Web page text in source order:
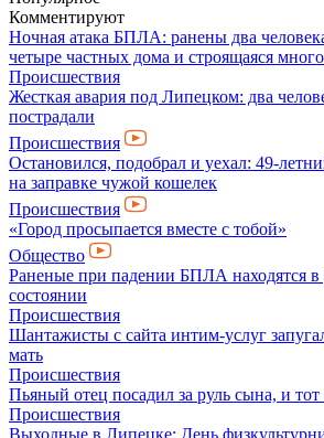
Комментируют
Ночная атака БПЛА: ранены два
четыре частных дома и строящаяся
Происшествия
Жесткая авария под Липецком: два
пострадали
Происшествия
Остановился, подобрал и уехал: 49-
на заправке чужой кошелек
Происшествия
«Город просыпается вместе с тобой»
Общество
Раненые при падении БПЛА находятся в
состоянии
Происшествия
Шантажисты с сайта интим-услуг
мать
Происшествия
Пьяный отец посадил за руль сына, и
Происшествия
Выходные в Липецке: День